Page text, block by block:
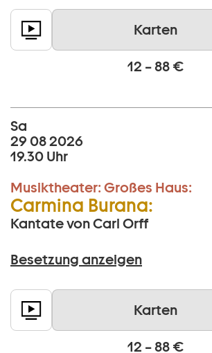
Karten
12 – 88 €
Sa
29 08 2026
19.30 Uhr
Musiktheater: Großes Haus:
Carmina Burana:
Kantate von Carl Orff
Besetzung anzeigen
Karten
12 – 88 €